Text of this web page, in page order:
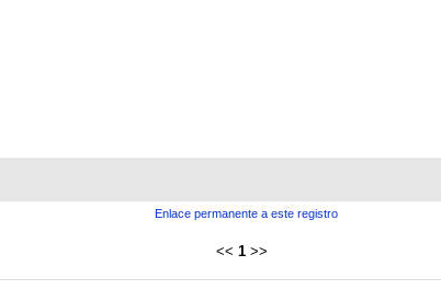
Enlace permanente a este registro
<< 1 >>